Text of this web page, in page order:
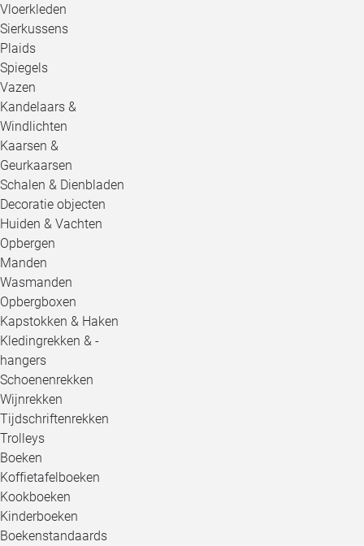
Vloerkleden
Sierkussens
Plaids
Spiegels
Vazen
Kandelaars &
Windlichten
Kaarsen &
Geurkaarsen
Schalen & Dienbladen
Decoratie objecten
Huiden & Vachten
Opbergen
Manden
Wasmanden
Opbergboxen
Kapstokken & Haken
Kledingrekken & -
hangers
Schoenenrekken
Wijnrekken
Tijdschriftenrekken
Trolleys
Boeken
Koffietafelboeken
Kookboeken
Kinderboeken
Boekenstandaards